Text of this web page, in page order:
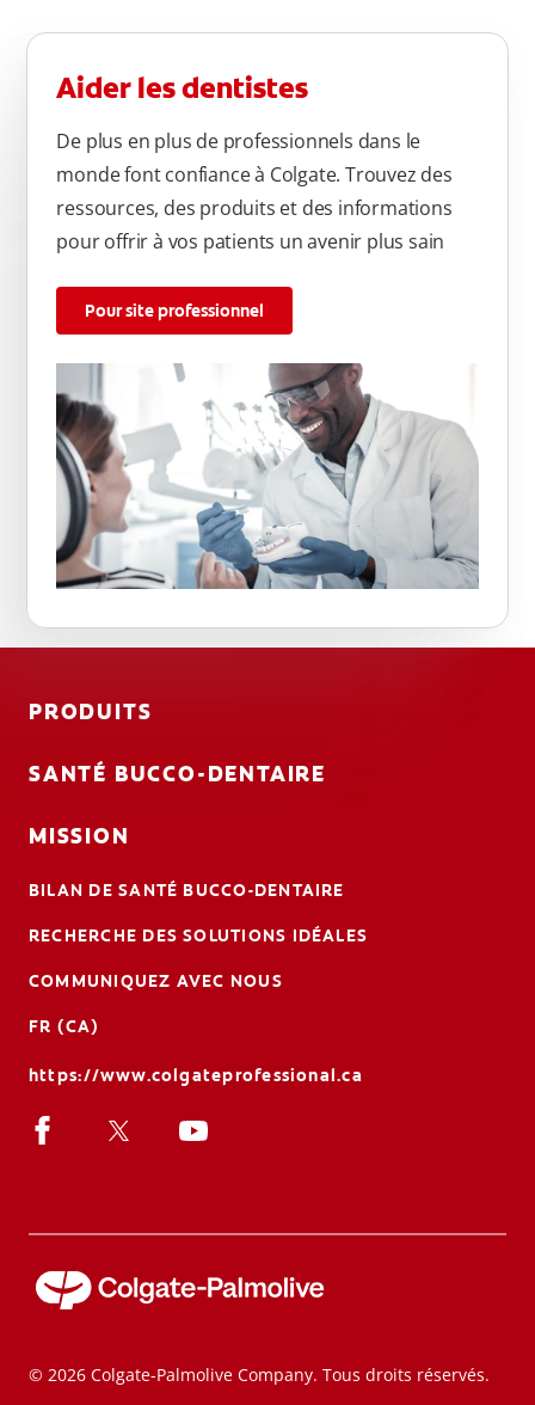
Aider les dentistes
De plus en plus de professionnels dans le
monde font confiance à Colgate. Trouvez des
ressources, des produits et des informations
pour offrir à vos patients un avenir plus sain
Pour site professionnel
PRODUITS
SANTÉ BUCCO-DENTAIRE
MISSION
BILAN DE SANTÉ BUCCO-DENTAIRE
RECHERCHE DES SOLUTIONS IDÉALES
COMMUNIQUEZ AVEC NOUS
FR (CA)
https://www.colgateprofessional.ca
© 2026 Colgate-Palmolive Company. Tous droits réservés.